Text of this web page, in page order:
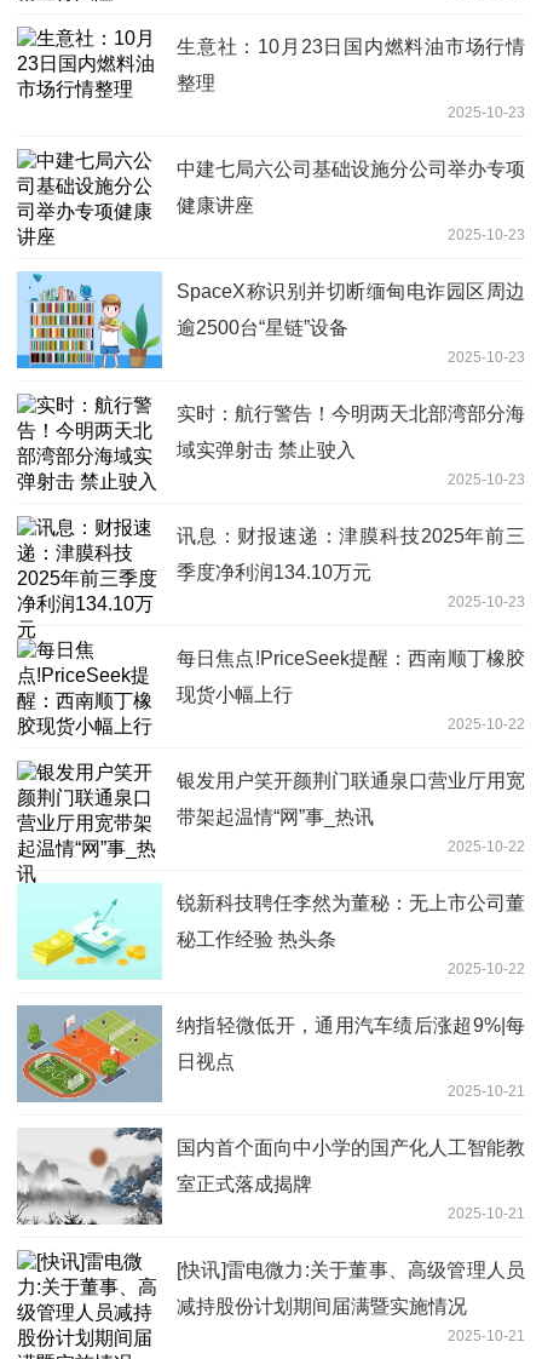
生意社：10月23日国内燃料油市场行情
整理
2025-10-23
中建七局六公司基础设施分公司举办专项
健康讲座
2025-10-23
SpaceX称识别并切断缅甸电诈园区周边
逾2500台“星链”设备
2025-10-23
实时：航行警告！今明两天北部湾部分海
域实弹射击 禁止驶入
2025-10-23
讯息：财报速递：津膜科技2025年前三
季度净利润134.10万元
2025-10-23
每日焦点!PriceSeek提醒：西南顺丁橡胶
现货小幅上行
2025-10-22
银发用户笑开颜荆门联通泉口营业厅用宽
带架起温情“网”事_热讯
2025-10-22
锐新科技聘任李然为董秘：无上市公司董
秘工作经验 热头条
2025-10-22
纳指轻微低开，通用汽车绩后涨超9%|每
日视点
2025-10-21
国内首个面向中小学的国产化人工智能教
室正式落成揭牌
2025-10-21
[快讯]雷电微力:关于董事、高级管理人员
减持股份计划期间届满暨实施情况
2025-10-21